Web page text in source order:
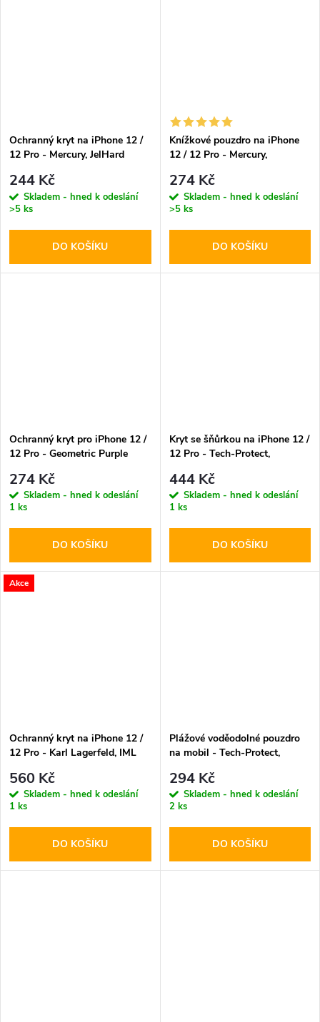
Ochranný kryt na iPhone 12 /
12 Pro - Mercury, JelHard
244 Kč
Skladem - hned k odeslání
>5 ks
DO KOŠÍKU
Knížkové pouzdro na iPhone
12 / 12 Pro - Mercury,
274 Kč
Skladem - hned k odeslání
>5 ks
DO KOŠÍKU
Ochranný kryt pro iPhone 12 /
12 Pro - Geometric Purple
274 Kč
Skladem - hned k odeslání
1 ks
DO KOŠÍKU
Kryt se šňůrkou na iPhone 12 /
12 Pro - Tech-Protect,
444 Kč
Skladem - hned k odeslání
1 ks
DO KOŠÍKU
Akce
Ochranný kryt na iPhone 12 /
12 Pro - Karl Lagerfeld, IML
Transparent
560 Kč
Skladem - hned k odeslání
1 ks
DO KOŠÍKU
Plážové voděodolné pouzdro
na mobil - Tech-Protect,
294 Kč
Skladem - hned k odeslání
2 ks
DO KOŠÍKU